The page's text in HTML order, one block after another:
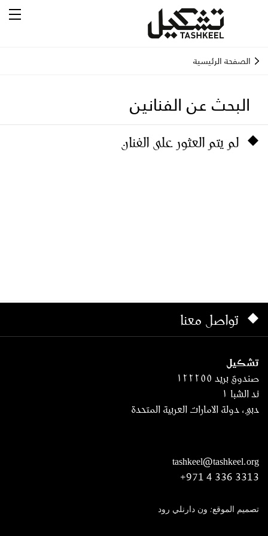
الصفحة الرئيسية
البحث عن الفنانين
لم يتم العثور على الفنان
تواصل معنا
تشكيل
صندوق بريد ١٢٢٢٥٥
ند الشبا ١
دبي، دولة الامارات العربية المتحدة
tashkeel@tashkeel.org
+971 4 336 3313
تصميم الموقع: ون دارنلي رود